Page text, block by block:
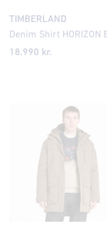
TIMBERLAND
18.990 kr.